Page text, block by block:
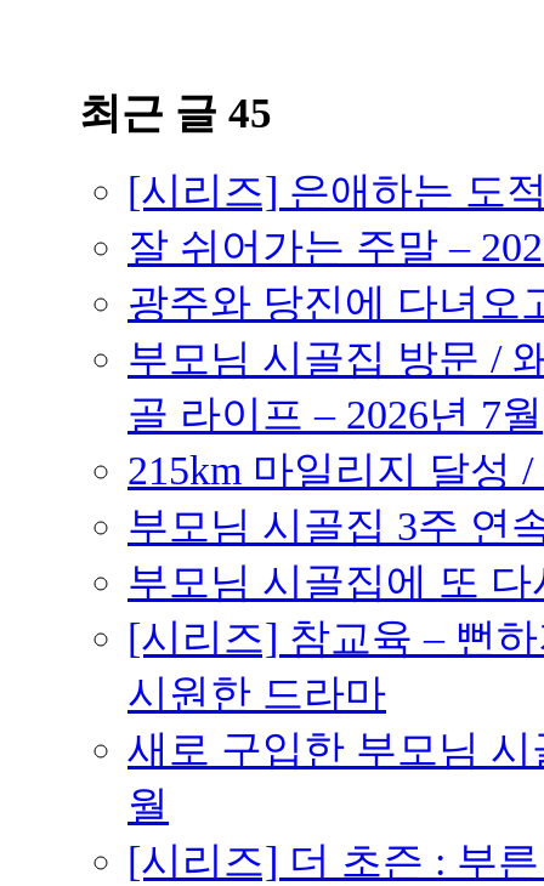
최근 글 45
[시리즈] 은애하는 도
잘 쉬어가는 주말 –
광주와 당진에 다녀오
부모님 시골집 방문 /
골 라이프 – 2026년 7월
215km 마일리지 달성
부모님 시골집 3주 연
부모님 시골집에 또
[시리즈] 참교육 – 뻔
시원한 드라마
새로 구입한 부모님 시
월
[시리즈] 더 초즌 : 부른